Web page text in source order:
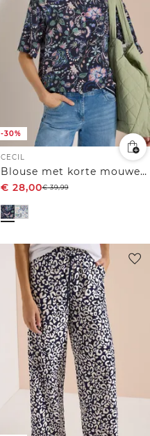
-30%
CECIL
Blouse met korte mouwen, ronde hals en print
€ 28,00€39,99